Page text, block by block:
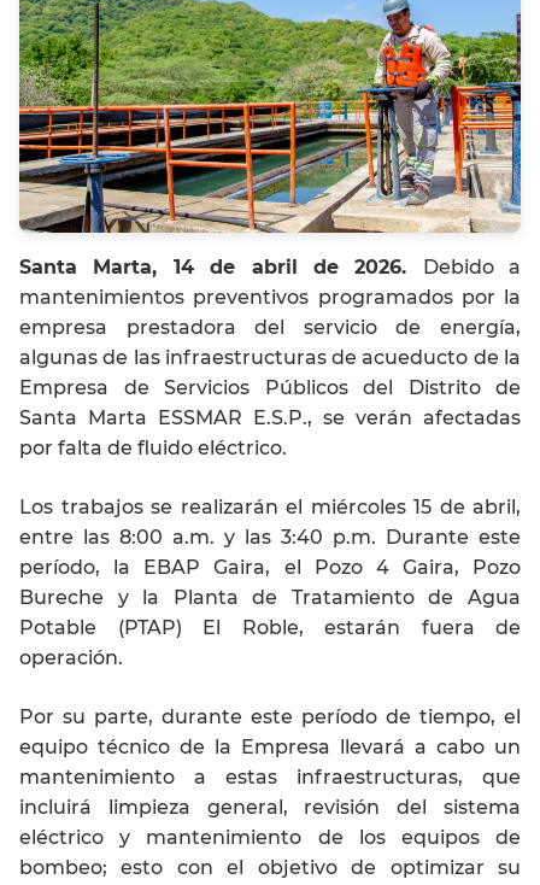
Santa Marta, 14 de abril de 2026.
Debido a
mantenimientos preventivos programados por la
empresa prestadora del servicio de energía,
algunas de las infraestructuras de acueducto de la
Empresa de Servicios Públicos del Distrito de
Santa Marta ESSMAR E.S.P., se verán afectadas
por falta de fluido eléctrico.
Los trabajos se realizarán el miércoles 15 de abril,
entre las 8:00 a.m. y las 3:40 p.m. Durante este
período, la EBAP Gaira, el Pozo 4 Gaira, Pozo
Bureche y la Planta de Tratamiento de Agua
Potable (PTAP) El Roble, estarán fuera de
operación.
Por su parte, durante este período de tiempo, el
equipo técnico de la Empresa llevará a cabo un
mantenimiento a estas infraestructuras, que
incluirá limpieza general, revisión del sistema
eléctrico y mantenimiento de los equipos de
bombeo; esto con el objetivo de optimizar su